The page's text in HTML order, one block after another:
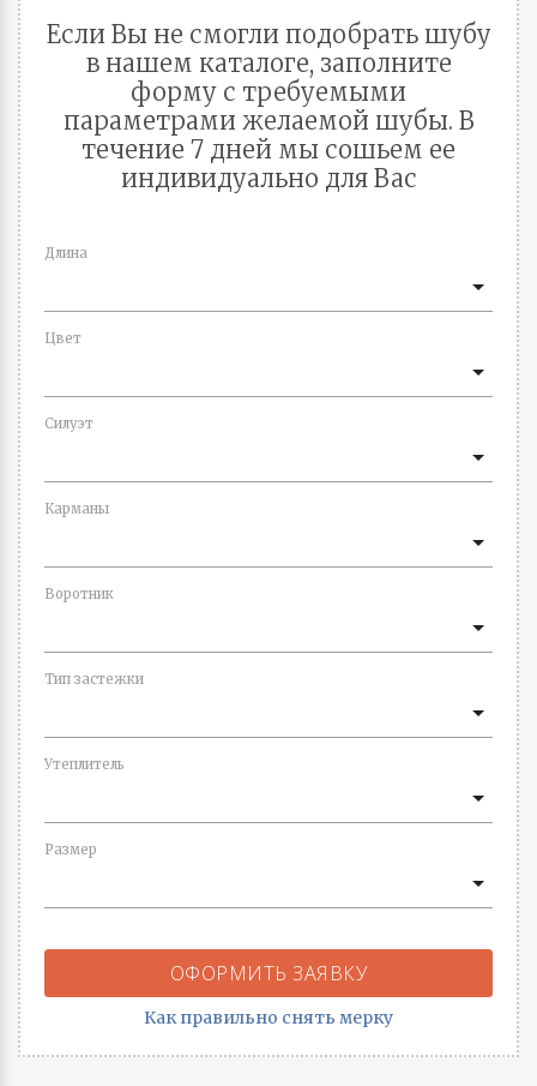
Если Вы не смогли подобрать шубу
в нашем каталоге, заполните
форму с требуемыми
параметрами желаемой шубы. В
течение 7 дней мы сошьем ее
индивидуально для Вас
Длина
Цвет
Силуэт
Карманы
Воротник
Тип застежки
Утеплитель
Размер
ОФОРМИТЬ ЗАЯВКУ
Как правильно снять мерку